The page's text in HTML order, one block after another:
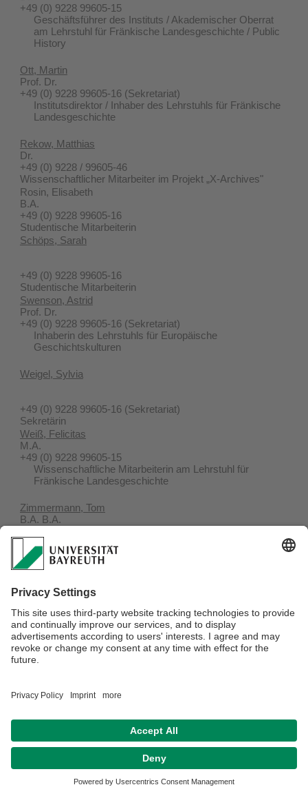
+49 (0) 9228 99605-15
Geschäftsführer des Instituts / Akademischer Oberrat
am Lehrstuhl für Fränkische Landesgeschichte / Public
History
Ott, Martin
Prof. Dr.
+49 (0) 9228 99605-16 (Sekretariat)
Institutsdirektor / Inhaber des Lehrstuhls für Fränkische
Landesgeschichte
Rekow, Matthias
Dr.
+49 (0) 9228 / 99605-46
Wissenschaftlicher Mitarbeiter im Projekt „X-Archives"
Rosin, Elisabeth
B.A.
+49 (0) 9228 99605-16
Studentische Mitarbeiterin
Schöps, Sarah
+49 (0) 9228 99605-16
Studentische Mitarbeiterin
Swenson, Astrid
Prof. Dr.
+49 (0) 9228 99605-16 (Sekretariat)
Inhaberin des Lehrstuhls für Europäische
Geschichtskulturen
Weigel, Sylvia
+49 (0) 9228 99605-16 (Sekretariat)
Sekretärin
Weiß, Felicitas
M.A.
+49 (0) 9228 99605-15
Wissenschaftliche Mitarbeiterin am Lehrstuhl für
Fränkische Landesgeschichte
Zimmermann, Tom
B.A. B.A.
Studentischer Mitarbeiter
Ideell geförderte Mitglieder des Forschungskollegs Franken
Ehemalige Fellows
Impressum
Barrierefreiheitserklärung
Kontakt